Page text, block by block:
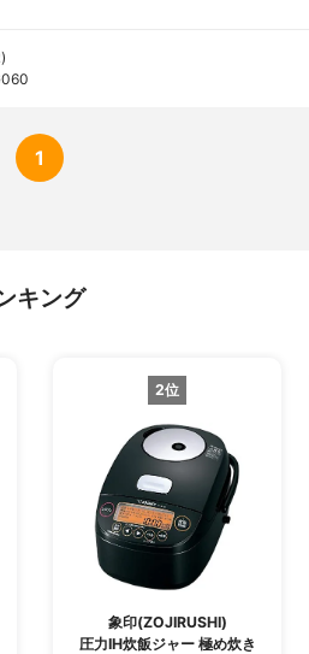
1
キング
2位
象印(ZOJIRUSHI)
圧力IH炊飯ジャー 極め炊き